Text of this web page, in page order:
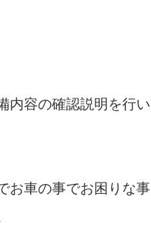
内容の確認説明を行い
お車の事でお困りな事